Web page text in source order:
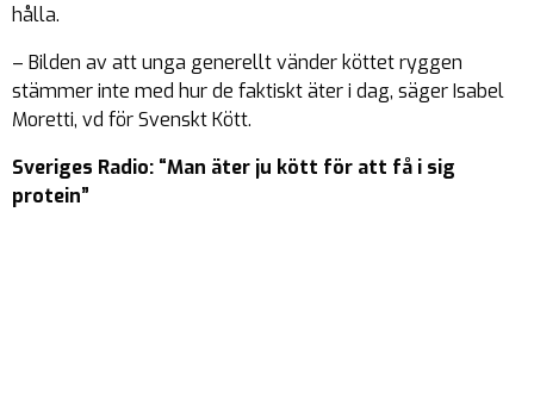
hålla.
– Bilden av att unga generellt vänder köttet ryggen
stämmer inte med hur de faktiskt äter i dag, säger Isabel
Moretti, vd för Svenskt Kött.
Sveriges Radio: “Man äter ju kött för att få i sig
protein”